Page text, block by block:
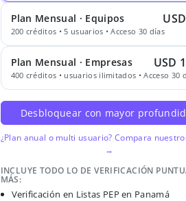
Plan Mensual · Equipos
200 créditos • 5 usuarios • Acceso 30 días
Plan Mensual · Empresas USD
400 créditos • usuarios ilimitados • Acceso 30
Desbloquear con mayor
¿Plan anual o multi usuario? Compara
→
INCLUYE TODO LO DE VERIFICACIÓN
MÁS:
Verificación en Listas PEP en Panamá